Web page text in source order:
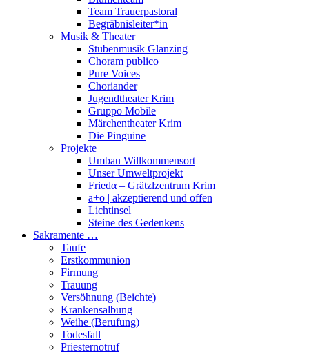
Team Trauerpastoral
Begräbnisleiter*in
Musik & Theater
Stubenmusik Glanzing
Choram publico
Pure Voices
Choriander
Jugendtheater Krim
Gruppo Mobile
Märchentheater Krim
Die Pinguine
Projekte
Umbau Willkommensort
Unser Umweltprojekt
Friedα – Grätzlzentrum Krim
a+o | akzeptierend und offen
Lichtinsel
Steine des Gedenkens
Sakramente …
Taufe
Erstkommunion
Firmung
Trauung
Versöhnung (Beichte)
Krankensalbung
Weihe (Berufung)
Todesfall
Priesternotruf